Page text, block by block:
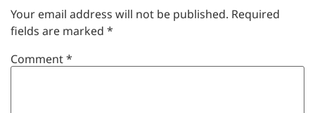
Your email address will not be published. Required
fields are marked *
Comment*